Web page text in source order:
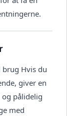
Hvis du
giver en
pålidelig
med